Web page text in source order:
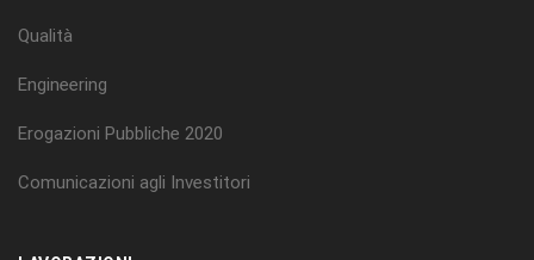
Qualità
Engineering
Erogazioni Pubbliche 2020
Comunicazioni agli Investitori